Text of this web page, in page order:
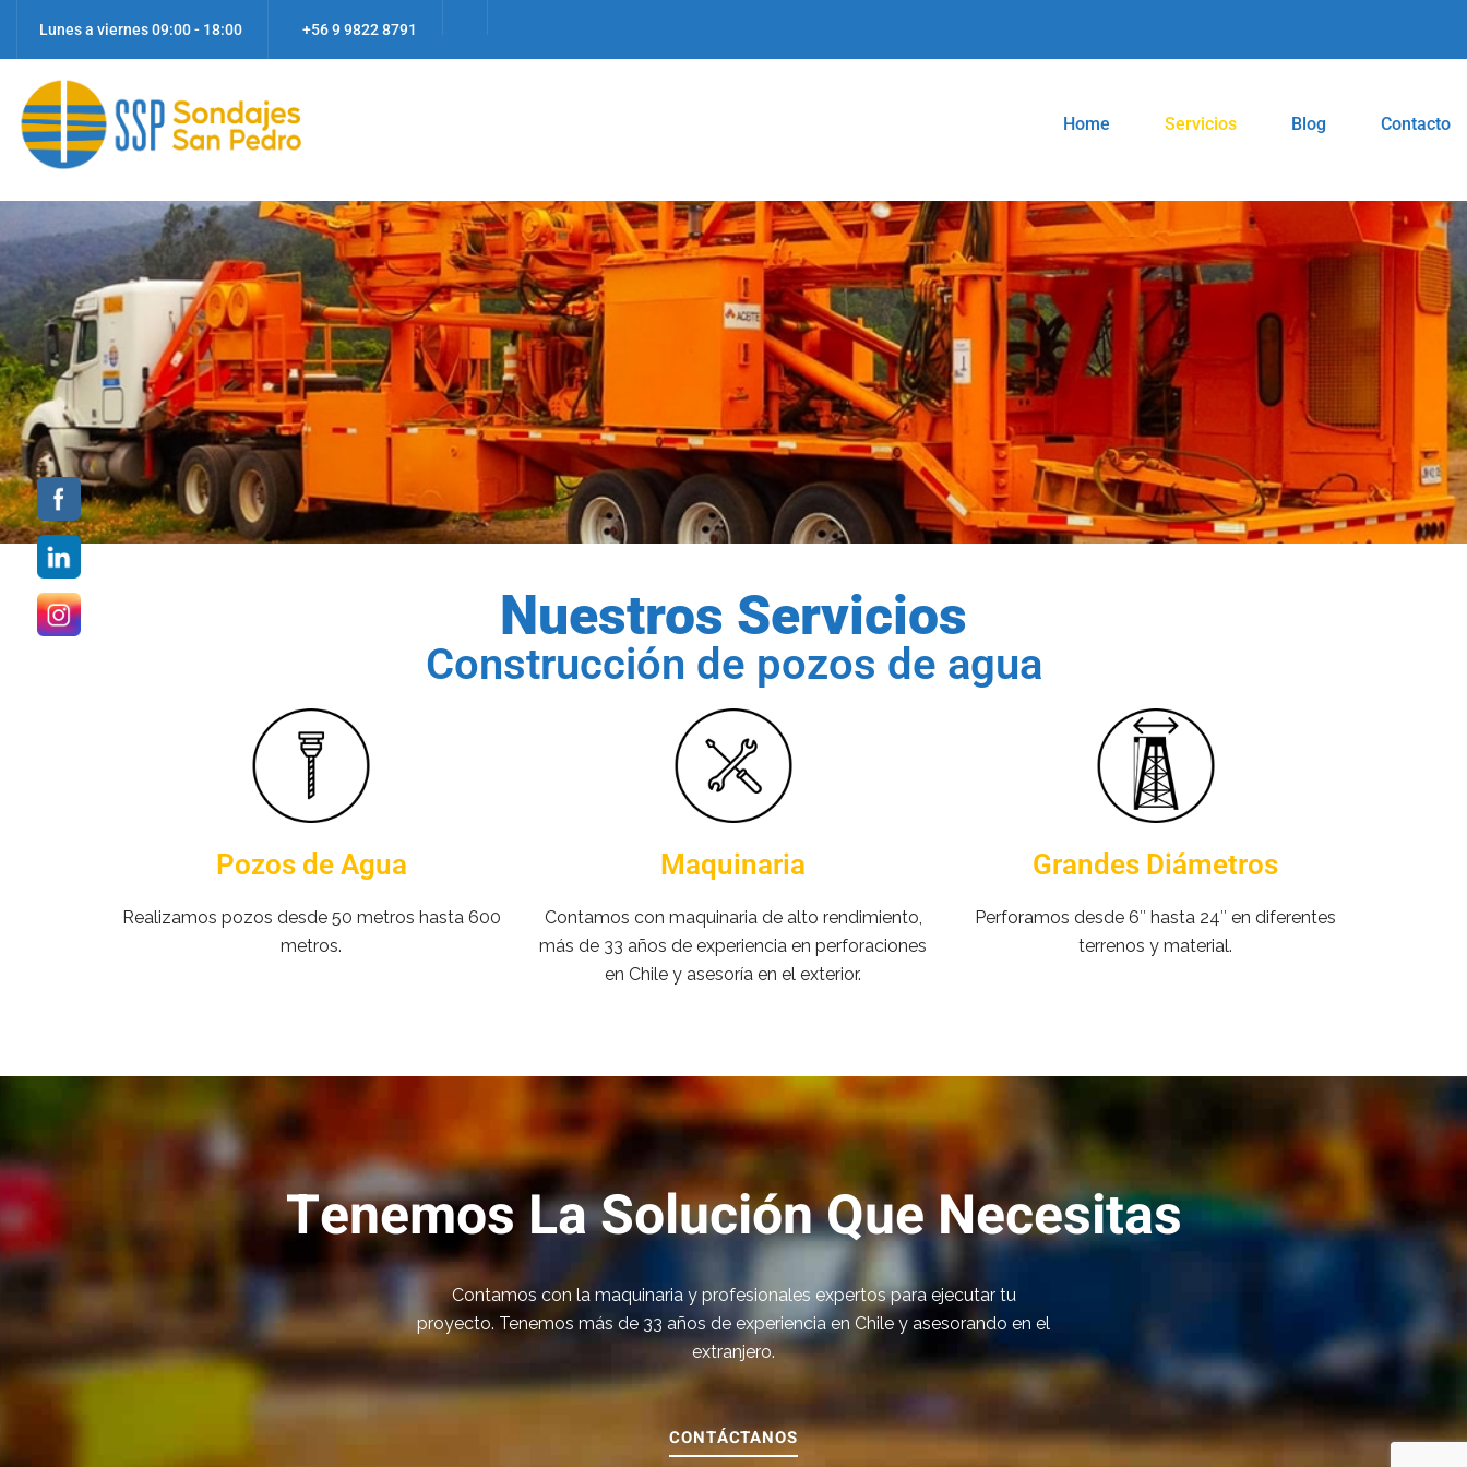
Lunes a viernes 09:00 - 18:00 +56 9 9822 8791
Home Servicios Blog Contacto
Nuestros Servicios
Construcción de pozos de agua
Pozos de Agua
Realizamos pozos desde 50 metros hasta 600
metros.
Maquinaria
Contamos con maquinaria de alto rendimiento,
más de 33 años de experiencia en perforaciones
en Chile y asesoría en el exterior.
Grandes Diámetros
Perforamos desde 6″ hasta 24″ en diferentes
terrenos y material.
Tenemos La Solución Que Necesitas
Contamos con la maquinaria y profesionales expertos para ejecutar tu
proyecto. Tenemos más de 33 años de experiencia en Chile y asesorando en el
extranjero.
CONTÁCTANOS